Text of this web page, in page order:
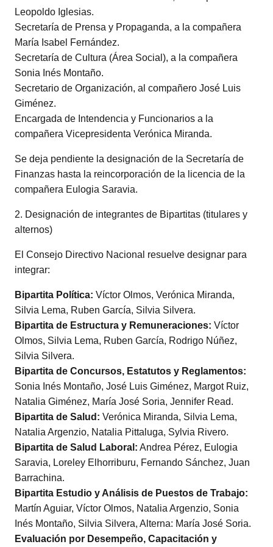
Leopoldo Iglesias.
Secretaría de Prensa y Propaganda, a la compañera
María Isabel Fernández.
Secretaría de Cultura (Área Social), a la compañera
Sonia Inés Montaño.
Secretario de Organización, al compañero José Luis
Giménez.
Encargada de Intendencia y Funcionarios a la
compañera Vicepresidenta Verónica Miranda.
Se deja pendiente la designación de la Secretaría de
Finanzas hasta la reincorporación de la licencia de la
compañera Eulogia Saravia.
2. Designación de integrantes de Bipartitas (titulares y
alternos)
El Consejo Directivo Nacional resuelve designar para
integrar:
Bipartita Política: Víctor Olmos, Verónica Miranda,
Silvia Lema, Ruben García, Silvia Silvera.
Bipartita de Estructura y Remuneraciones: Víctor
Olmos, Silvia Lema, Ruben García, Rodrigo Núñez,
Silvia Silvera.
Bipartita de Concursos, Estatutos y Reglamentos:
Sonia Inés Montaño, José Luis Giménez, Margot Ruiz,
Natalia Giménez, María José Soria, Jennifer Read.
Bipartita de Salud: Verónica Miranda, Silvia Lema,
Natalia Argenzio, Natalia Pittaluga, Sylvia Rivero.
Bipartita de Salud Laboral: Andrea Pérez, Eulogia
Saravia, Loreley Elhorriburu, Fernando Sánchez, Juan
Barrachina.
Bipartita Estudio y Análisis de Puestos de Trabajo:
Martín Aguiar, Víctor Olmos, Natalia Argenzio, Sonia
Inés Montaño, Silvia Silvera, Alterna: María José Soria.
Evaluación por Desempeño, Capacitación y